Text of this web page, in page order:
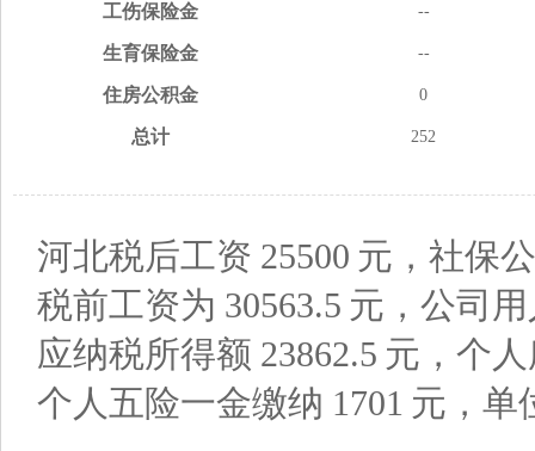
工伤保险金 --
生育保险金 --
住房公积金 0
总计 252
河北税后工资 25500 元，社保
税前工资为 30563.5 元，公司
应纳税所得额 23862.5 元，个
个人五险一金缴纳 1701 元，单